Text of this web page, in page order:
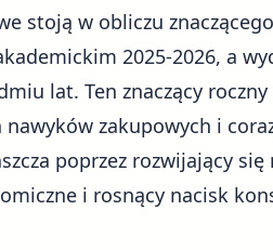
stoją w obliczu
2025-2026, a
lat. Ten znaczący
zakupowych i
poprzez rozwijający
i rosnący nacisk